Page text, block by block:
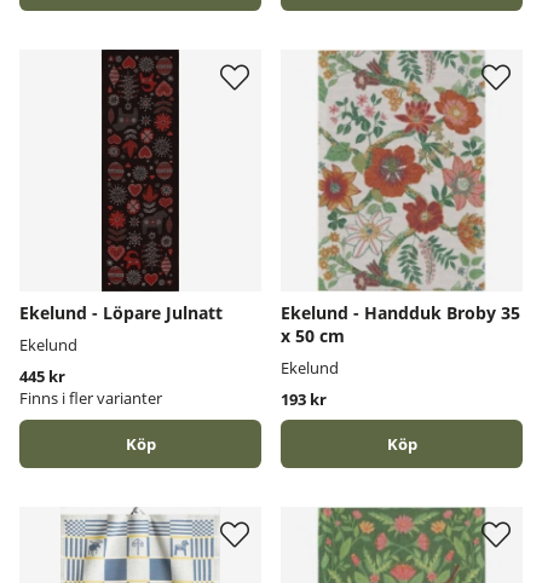
Ekelund - Löpare Julnatt
Ekelund
445 kr
Finns i fler varianter
Köp
Ekelund - Handduk Broby 35
x 50 cm
Ekelund
193 kr
Köp